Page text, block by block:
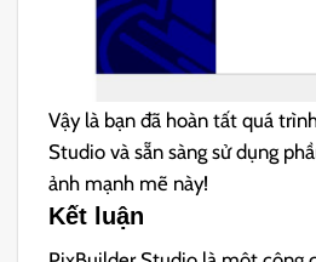
Vậy là bạn đã hoàn tất quá
Studio và sẵn sàng sử dụng
ảnh mạnh mẽ này!
Kết luận